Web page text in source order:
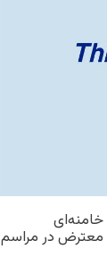
خامنه‌ای
معترض در مراسم